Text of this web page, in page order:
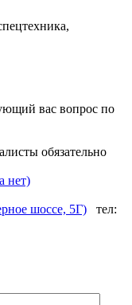
вас вопрос по
обязательно
нет)
шоссе, 5Г)
тел: